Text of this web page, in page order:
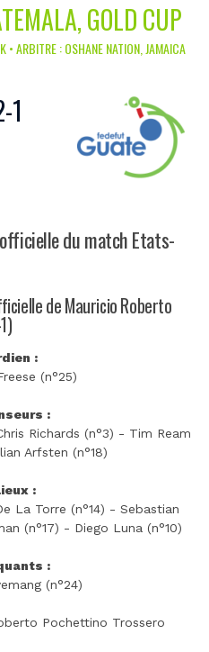
GOLD CUP
• ARBITRE : OSHANE NATION, JAMAICA
-1
du match Etats-
de Mauricio Roberto
:
(n°25)
:
Richards (n°3) - Tim Ream
Arfsten (n°18)
:
La Torre (n°14) - Sebastian
(n°17) - Diego Luna (n°10)
:
(n°24)
Pochettino Trossero